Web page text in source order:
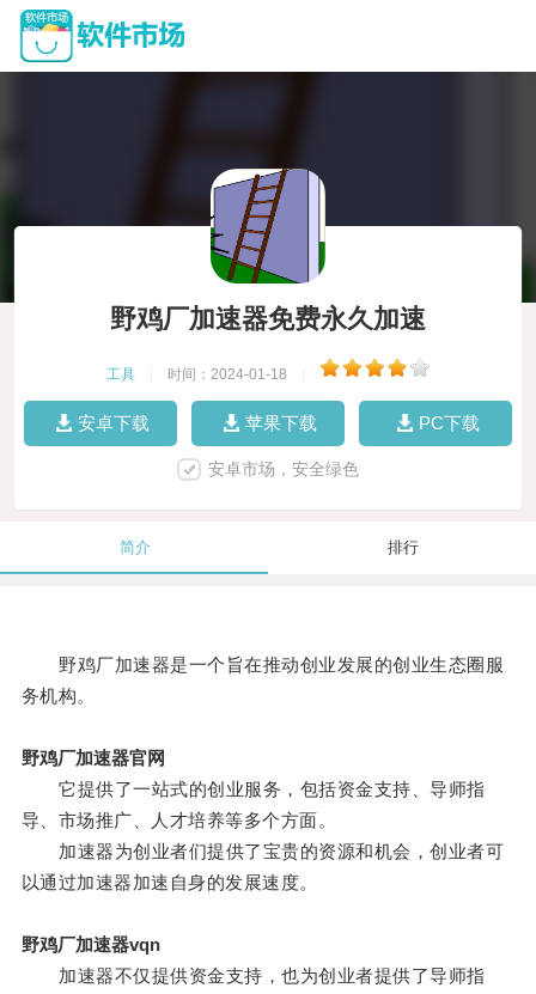
野鸡厂加速器免费永久加速
工具 时间：2024-01-18
安卓下载 苹果下载 PC下载
安卓市场，安全绿色
简介 排行
野鸡厂加速器是一个旨在推动创业发展的创业生态圈服
务机构。
野鸡厂加速器官网
它提供了一站式的创业服务，包括资金支持、导师指
导、市场推广、人才培养等多个方面。
加速器为创业者们提供了宝贵的资源和机会，创业者可
以通过加速器加速自身的发展速度。
野鸡厂加速器vqn
加速器不仅提供资金支持，也为创业者提供了导师指